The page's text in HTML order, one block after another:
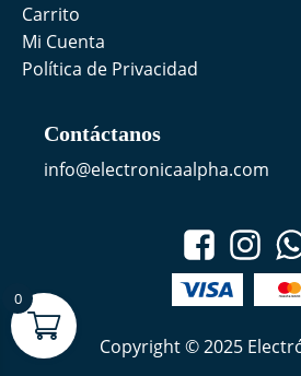
Carrito
Mi Cuenta
Política de Privacidad
Contáctanos
info@electronicaalpha.com
Copyright © 2025
0